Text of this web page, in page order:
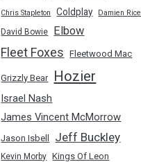
Chris Stapleton Coldplay Damien Rice
David Bowie Elbow
Fleet Foxes Fleetwood Mac
Grizzly Bear Hozier
Israel Nash
James Vincent McMorrow
Jason Isbell Jeff Buckley
Kevin Morby Kings Of Leon